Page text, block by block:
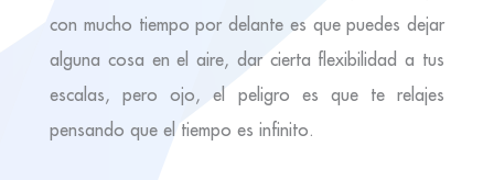
con mucho tiempo por delante es que puedes dejar
alguna cosa en el aire, dar cierta flexibilidad a tus
escalas, pero ojo, el peligro es que te relajes
pensando que el tiempo es infinito.